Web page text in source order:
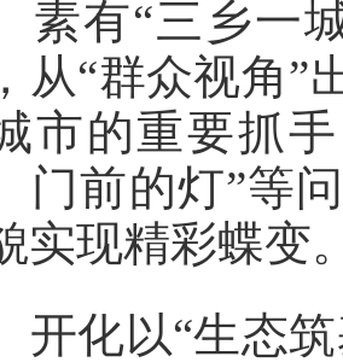
有“三乡一城
从“群众视角”
市的重要抓
门前的灯”等
实现精彩蝶变
化以“生态筑